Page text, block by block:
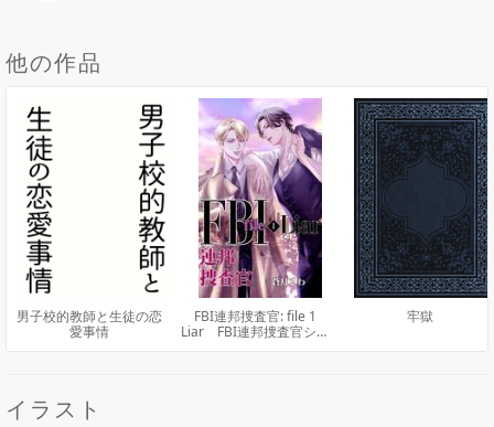
他の作品
男子校的教師と生徒の恋
愛事情
FBI連邦捜査官: file 1
Liar FBI連邦捜査官シリ
牢獄
イラスト